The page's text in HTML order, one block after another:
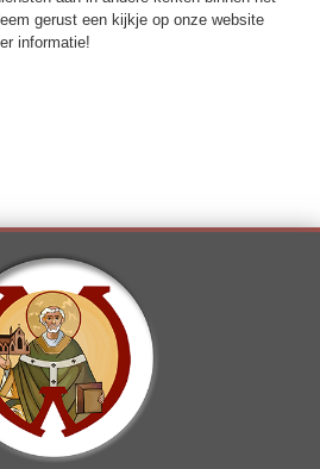
gerust een kijkje op onze web­si­te
in­for­ma­tie!